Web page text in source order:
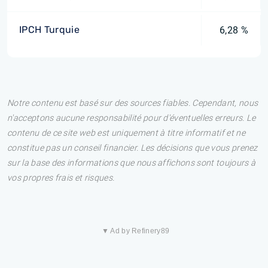
IPCH Turquie 6,28 %
Notre contenu est basé sur des sources fiables. Cependant, nous
n'acceptons aucune responsabilité pour d'éventuelles erreurs. Le
contenu de ce site web est uniquement à titre informatif et ne
constitue pas un conseil financier. Les décisions que vous prenez
sur la base des informations que nous affichons sont toujours à
vos propres frais et risques.
▼ Ad by Refinery89